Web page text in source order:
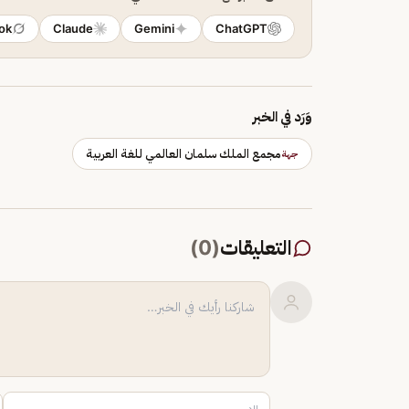
ChatGPT
Gemini
Claude
وَرَد في الخبر
جهةمجمع الملك سلمان العالمي للغة العربية
التعليقات(
0
)